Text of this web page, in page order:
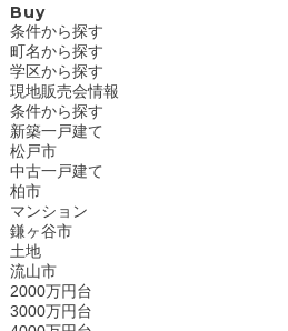
Buy
条件から探す
町名から探す
学区から探す
現地販売会情報
条件から探す
新築一戸建て
松戸市
中古一戸建て
柏市
マンション
鎌ヶ谷市
土地
流山市
2000万円台
3000万円台